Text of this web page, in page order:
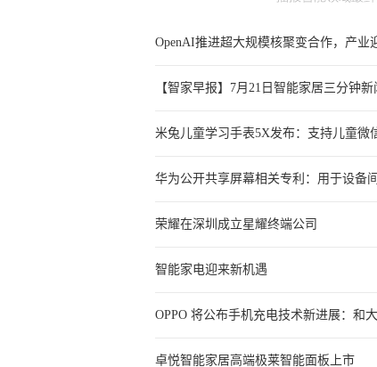
OpenAI推进超大规模核聚变合作，产业
【智家早报】7月21日智能家居三分钟新
米兔儿童学习手表5X发布：支持儿童微
华为公开共享屏幕相关专利：用于设备
选择
荣耀在深圳成立星耀终端公司
智能家电迎来新机遇
OPPO 将公布手机充电技术新进展：和
卓悦智能家居高端极莱智能面板上市